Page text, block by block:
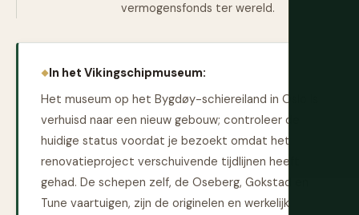
vermogensfonds ter wereld.
In het Vikingschipmuseum:
Het museum op het Bygdøy-schiereiland in Oslo is
verhuisd naar een nieuw gebouw; controleer de
huidige status voordat je bezoekt omdat het
renovatieproject verschuivende tijdlijnen heeft
gehad. De schepen zelf, de Oseberg, Gokstad en
Tune vaartuigen, zijn de originelen en werkelijk